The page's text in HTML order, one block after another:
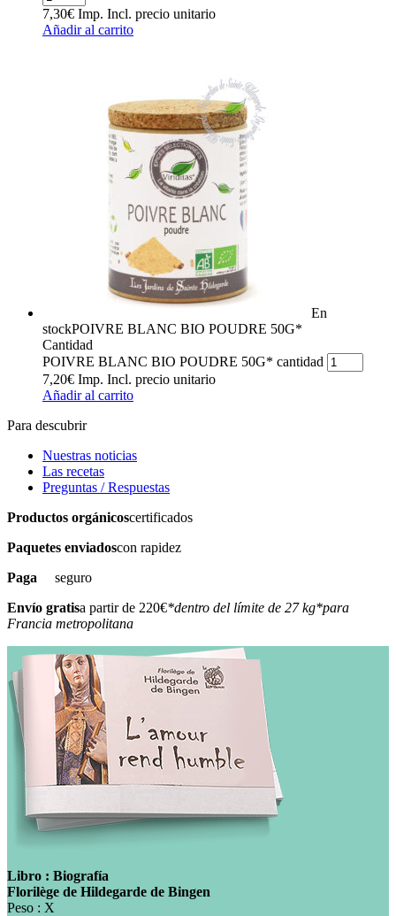
7,30€ Imp. Incl. precio unitario
Añadir al carrito
En
stockPOIVRE BLANC BIO POUDRE 50G*
Cantidad
POIVRE BLANC BIO POUDRE 50G* cantidad
7,20€ Imp. Incl. precio unitario
Añadir al carrito
Para descubrir
Nuestras noticias
Las recetas
Preguntas / Respuestas
Productos orgánicoscertificados
Paquetes enviadoscon rapidez
Paga seguro
Envío gratisa partir de 220€*dentro del límite de 27 kg*para
Francia metropolitana
Libro : Biografía
Florilège de Hildegarde de Bingen
Peso : X